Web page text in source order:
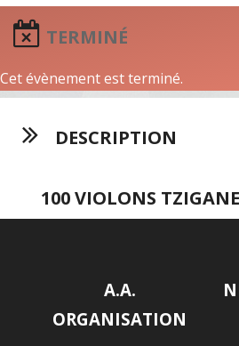
TERMINÉ
Cet évènement est terminé.
DESCRIPTION
100 VIOLONS
A.A.
ORGANISATION